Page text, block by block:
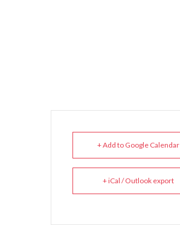
+ Add to Google Calendar
+ iCal / Outlook export